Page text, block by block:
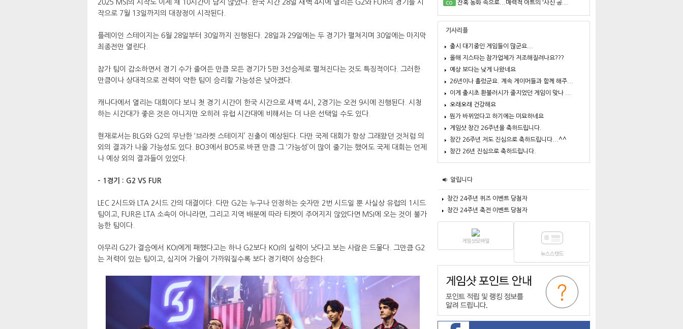
2025 MSI의 시작도 이제 채 10시간이 남지 않았다. 한국 시간 28일 새벽 4시에 열리는 G2와 FUR의 경기를 시
작으로 7월 13일까지의 대장정이 시작된다.
플레이인 스테이지는 6월 28일부터 30일까지 진행된다. 28일과 29일에는 두 경기가 펼쳐지며 30일에는 마지막
최종전만 열린다.
참가 팀이 감소하면서 경기 수가 줄어든 만큼 모든 경기가 5판 3선승제로 펼쳐진다는 것도 특징적이다. 그러한
만큼이나 상대적으로 전력이 약한 팀이 승리할 가능성은 낮아졌다.
캐나다에서 열리는 대회이다 보니 첫 경기 시간이 한국 시간으로 새벽 4시, 2경기는 오전 9시에 진행된다. 시청
하는 시간대가 좋은 것은 아니지만 오히려 유럽 시간대에 비해서는 더 나은 선택일 수도 있다.
현재로서는 BLG와 G2의 무난한 ‘브라켓 스테이지’ 진출이 예상된다. 다만 국제 대회가 항상 그래왔던 것처럼 의
외의 결과가 나올 가능성도 있다. BO3에서 BO5로 바뀐 만큼 그 ‘가능성’이 많이 줄기는 했어도 국제 대회는 언제
나 예상 외의 결과들이 있었다.
- 1경기 : G2 VS FUR
LEC 2시드와 LTA 2시드 간의 대결이다. 다만 G2는 누구나 인정하는 숫자만 2번 시드일 뿐 사실상 유럽의 1시드
팀이고, FUR은 LTA 소속이 아니라면, 그리고 지역 배분에 따라 티켓이 주어지지 않았다면 MSI에 오는 것이 불가
능한 팀이다.
아무리 G2가 결승에서 KOI에게 패했다고는 하나 G2보다 KOI의 실력이 낫다고 보는 사람은 드물다. 그만큼 G2
는 저력이 있는 팀이고, 심지어 가을이 가까워질수록 보다 경기력이 상승한다.
CO 잔혹 동화 속으로...매력적 아트의 '사신 공...
기사리플
출시 대기중인 게임들이 많군요...
올해 지스타는 참가업체가 저조해질려나요???
예상 보다는 낮게 나왔네요
26년이나 흘렀군요. 계속 게이머들과 함께 해주...
이게 출시초 환불러시가 줄지었던 게임이 맞나 ...
오래오래 건강해요
뭔가 바뀌었다고 하기에는 미묘하네요
게임샷 창간 26주년을 축하드립니다.
창간 26주년 저도 진심으로 축하드립니다...^^
창간 26년 진심으로 축하드립니다.
알립니다
창간 24주년 퀴즈 이벤트 당첨자
창간 24주년 축전 이벤트 당첨자
게임샷모바일
뉴스스탠드